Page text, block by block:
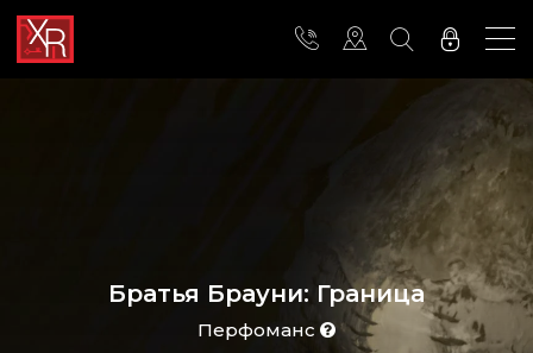
Братья Брауни: Граница
Перфоманс